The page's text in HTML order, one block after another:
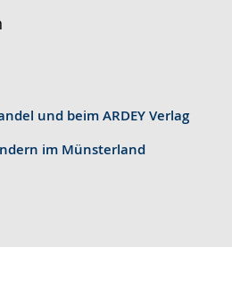
und beim ARDEY Verlag
im Münsterland